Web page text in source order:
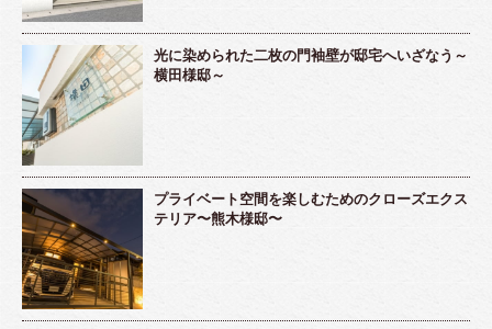
光に染められた二枚の門袖壁が邸宅へいざなう～
横田様邸～
プライベート空間を楽しむためのクローズエクス
テリア〜熊木様邸〜